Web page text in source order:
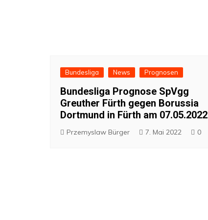
Bundesliga News Prognosen
Bundesliga Prognose SpVgg
Greuther Fürth gegen Borussia
Dortmund in Fürth am 07.05.2022
Przemyslaw Bürger 7. Mai 2022 0